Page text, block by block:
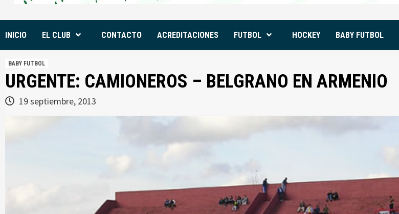
INICIO EL CLUB CONTACTO ACREDITACIONES FUTBOL HOCKEY BABY FUTBOL
BABY FUTBOL
URGENTE: CAMIONEROS – BELGRANO EN ARMENIO
19 septiembre, 2013